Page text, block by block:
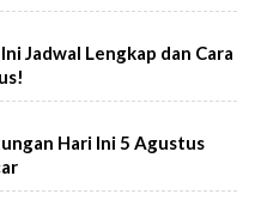
Jadwal Lengkap dan Cara
Hari Ini 5 Agustus